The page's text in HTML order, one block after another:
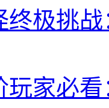
终极挑
玩家必